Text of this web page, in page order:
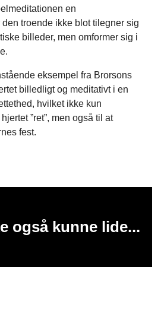
en
troende ikke blot tilegner sig
billeder, men omformer sig i
eksempel fra Brorsons
billedligt og meditativt i en
hvilket ikke kun
”ret”, men også til at
fest.
også kunne lide...